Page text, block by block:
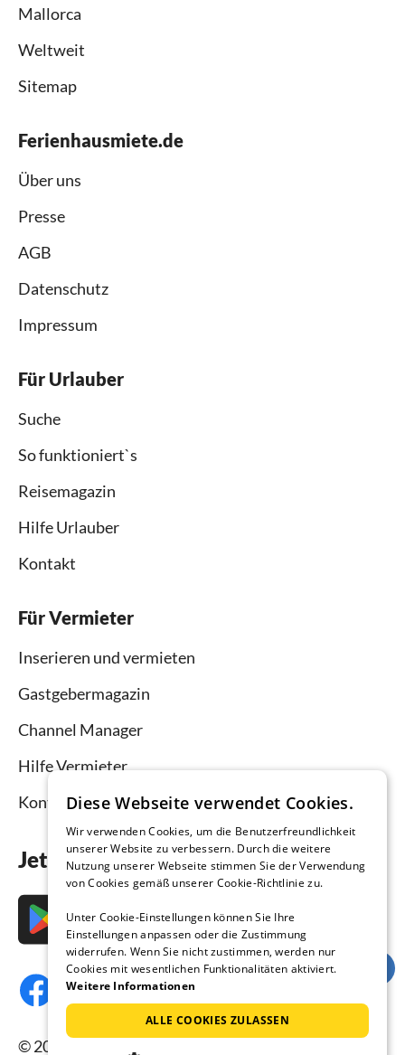
Mallorca
Weltweit
Sitemap
Ferienhausmiete.de
Über uns
Presse
AGB
Datenschutz
Impressum
Für Urlauber
Suche
So funktioniert`s
Reisemagazin
Hilfe Urlauber
Kontakt
Für Vermieter
Inserieren und vermieten
Gastgebermagazin
Channel Manager
Hilfe Vermieter
Kontakt
Jetzt die App downloaden
© 2026 Ferienhausmiete.de, alle Rechte
Diese Webseite verwendet Cookies.
Wir verwenden Cookies, um die Benutzerfreundlichkeit
unserer Website zu verbessern. Durch die weitere
Nutzung unserer Webseite stimmen Sie der Verwendung
von Cookies gemäß unserer Cookie-Richtlinie zu.
Unter Cookie-Einstellungen können Sie Ihre
Einstellungen anpassen oder die Zustimmung
widerrufen. Wenn Sie nicht zustimmen, werden nur
Cookies mit wesentlichen Funktionalitäten aktiviert.
Weitere Informationen
ALLE COOKIES ZULASSEN